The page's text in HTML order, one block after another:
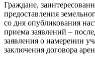
Граждане,
предоставления
со дня опубликования
приема заявлений –
заявления о намерении
заключения договора